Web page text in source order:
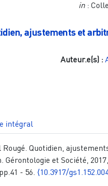
in:
ajustements et
Auteur.e(s) :
intégral
Quotidien,
et Société,
- 56. ⟨10.3917/